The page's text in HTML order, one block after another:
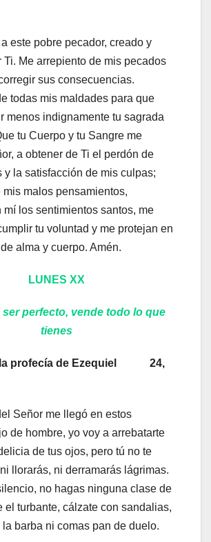
este pobre pecador, creado y
Ti. Me arrepiento de mis pecados
sus consecuencias.
todas mis maldades para que
menos indignamente tu sagrada
tu Cuerpo y tu Sangre me
a obtener de Ti el perdón de
y la satisfacción de mis culpas;
mis malos pensamientos,
mí los sentimientos santos, me
tu voluntad y me protejan en
alma y cuerpo. Amén.
LUNES XX
ser perfecto, vende todo lo que
tienes
la profecía de Ezequiel 24,
Señor me llegó en estos
de hombre, yo voy a arrebatarte
de tus ojos, pero tú no te
llorarás, ni derramarás lágrimas.
no hagas ninguna clase de
el turbante, cálzate con sandalias,
la barba ni comas pan de duelo.